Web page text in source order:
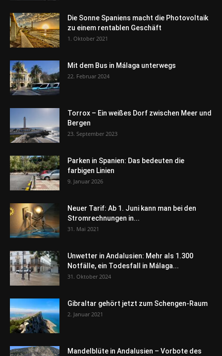
Die Sonne Spaniens macht die Photovoltaik
zu einem rentablen Geschäft
1. Oktober 2021
Mit dem Bus in Málaga unterwegs
22. Februar 2024
Torrox – Ein weißes Dorf zwischen Meer und
Bergen
23. September 2023
Parken in Spanien: Das bedeuten die
farbigen Linien
9. Januar 2026
Neuer Tarif: Ab 1. Juni kann man bei den
Stromrechnungen in...
31. Mai 2021
Unwetter in Andalusien: Mehr als 1.300
Notfälle, ein Todesfall in Málaga...
31. Oktober 2024
Gibraltar gehört jetzt zum Schengen-Raum
2. Januar 2021
Mandelblüte in Andalusien – Vorbote des